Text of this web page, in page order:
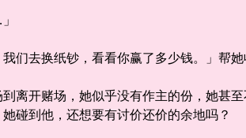
去换纸钞，看看你赢了多少钱。」帮她
开赌场，她似乎没有作主的份，她甚至
碰到他，还想要有讨价还价的余地吗？